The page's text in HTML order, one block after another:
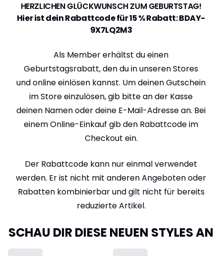
HERZLICHEN GLÜCKWUNSCH ZUM GEBURTSTAG!
Hier ist dein Rabattcode für 15 % Rabatt: BDAY-
9X7LQ2M3
Als Member erhältst du einen
Geburtstagsrabatt, den du in unseren Stores
und online einlösen kannst. Um deinen Gutschein
im Store einzulösen, gib bitte an der Kasse
deinen Namen oder deine E-Mail-Adresse an. Bei
einem Online-Einkauf gib den Rabattcode im
Checkout ein.
Der Rabattcode kann nur einmal verwendet
werden. Er ist nicht mit anderen Angeboten oder
Rabatten kombinierbar und gilt nicht für bereits
reduzierte Artikel.
SCHAU DIR DIESE NEUEN STYLES AN